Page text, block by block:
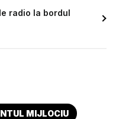
radio la bordul
MIJLOCIU